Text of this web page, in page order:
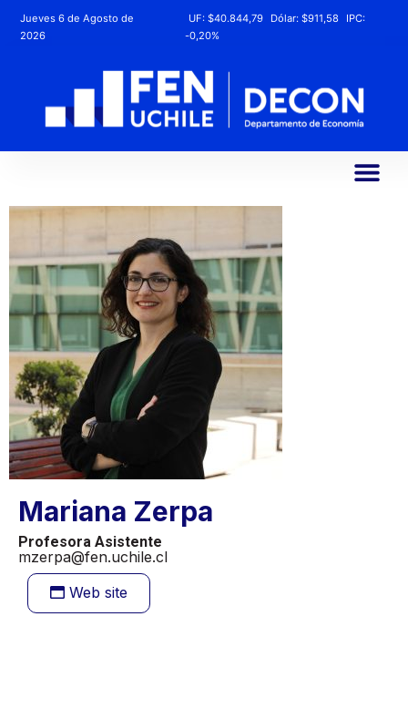
Jueves 6 de Agosto de
2026
UF:$40.844,79 Dólar:$911,58
IPC:
-0,20%
Mariana Zerpa
Profesora Asistente
mzerpa@fen.uchile.cl
Web site